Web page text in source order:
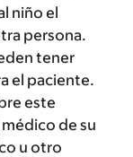
niño el
persona.
tener
el paciente.
este
de su
u otro